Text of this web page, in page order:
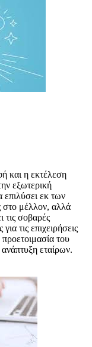
και η εκτέλεση
εξωτερική
επιλύσει εκ των
στο μέλλον, αλλά
τις σοβαρές
τις επιχειρήσεις
του
εταίρων.